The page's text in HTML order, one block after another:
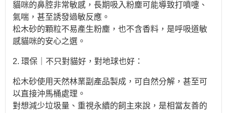
貓咪的鼻腔非常敏感，長期吸入粉塵可能導致打噴嚏、
氣喘，甚至誘發過敏反應。
松木砂的顆粒不易產生粉塵，也不含香料，是呼吸道敏
感貓咪的安心之選。
2. 環保｜不只對貓好，對地球也好：
松木砂使用天然林業副產品製成，可自然分解，甚至可
以直接沖馬桶處理。
對想減少垃圾量、重視永續的飼主來說，是相當友善的